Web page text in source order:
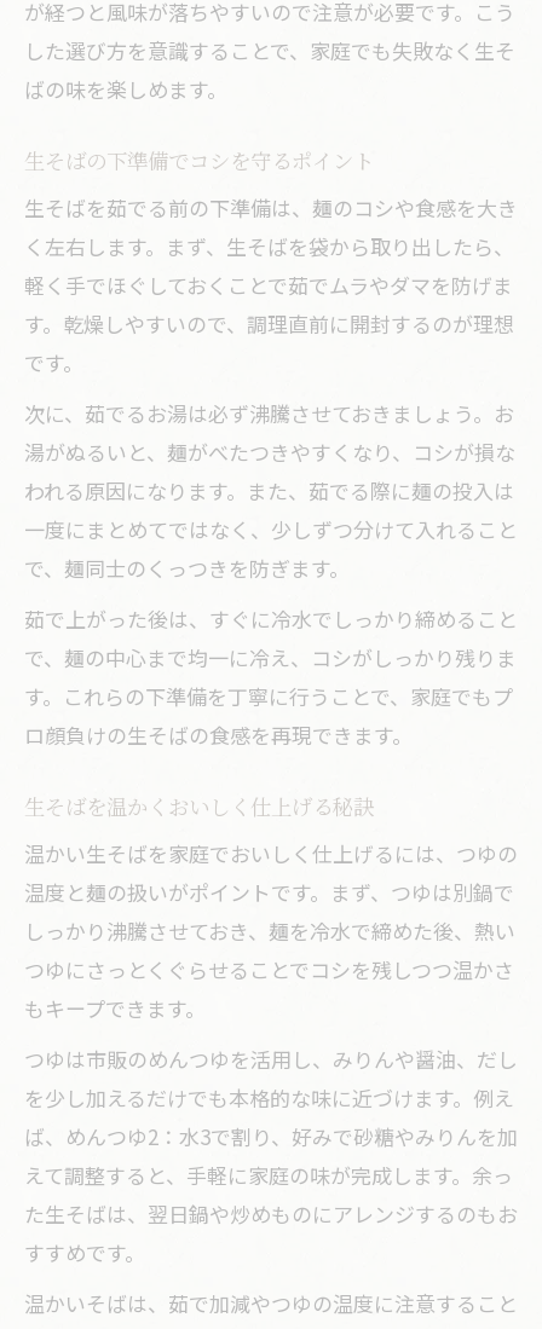
が経つと風味が落ちやすいので注意が必要です。こう
した選び方を意識することで、家庭でも失敗なく生そ
ばの味を楽しめます。
生そばの下準備でコシを守るポイント
生そばを茹でる前の下準備は、麺のコシや食感を大き
く左右します。まず、生そばを袋から取り出したら、
軽く手でほぐしておくことで茹でムラやダマを防げま
す。乾燥しやすいので、調理直前に開封するのが理想
です。
次に、茹でるお湯は必ず沸騰させておきましょう。お
湯がぬるいと、麺がべたつきやすくなり、コシが損な
われる原因になります。また、茹でる際に麺の投入は
一度にまとめてではなく、少しずつ分けて入れること
で、麺同士のくっつきを防ぎます。
茹で上がった後は、すぐに冷水でしっかり締めること
で、麺の中心まで均一に冷え、コシがしっかり残りま
す。これらの下準備を丁寧に行うことで、家庭でもプ
ロ顔負けの生そばの食感を再現できます。
生そばを温かくおいしく仕上げる秘訣
温かい生そばを家庭でおいしく仕上げるには、つゆの
温度と麺の扱いがポイントです。まず、つゆは別鍋で
しっかり沸騰させておき、麺を冷水で締めた後、熱い
つゆにさっとくぐらせることでコシを残しつつ温かさ
もキープできます。
つゆは市販のめんつゆを活用し、みりんや醤油、だし
を少し加えるだけでも本格的な味に近づけます。例え
ば、めんつゆ2：水3で割り、好みで砂糖やみりんを加
えて調整すると、手軽に家庭の味が完成します。余っ
た生そばは、翌日鍋や炒めものにアレンジするのもお
すすめです。
温かいそばは、茹で加減やつゆの温度に注意すること